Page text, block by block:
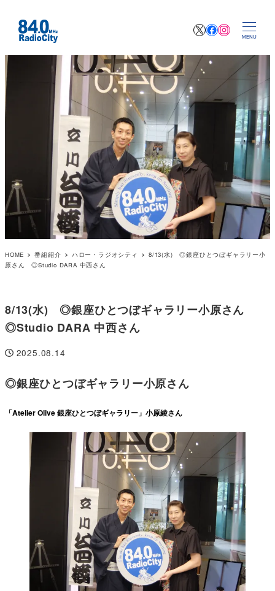
XFacebook
MENU
HOME 番組紹介 ハロー・ラジオシティ
8/13(水) ◎銀座ひとつぼギャラリー小
原さん ◎Studio DARA 中西さん
8/13(水) ◎銀座ひとつぼギャラリー小原さん
◎Studio DARA 中西さん
投稿日
2025.08.14
◎銀座ひとつぼギャラリー小原さん
「Atelier Olive 銀座ひとつぼギャラリー」小原綾さん